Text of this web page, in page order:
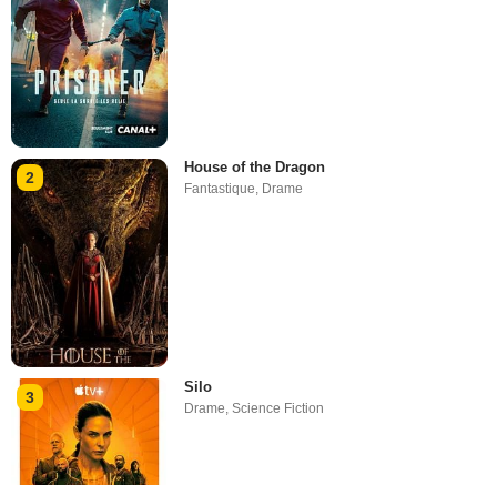
2
House of the Dragon
Fantastique, Drame
3
Silo
Drame,Science Fiction